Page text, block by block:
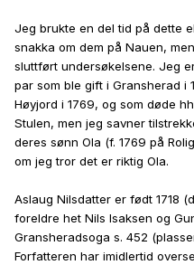
Jeg brukte en del tid på dette
snakka om dem på Nauen,
sluttført undersøkelsene. Jeg
par som ble gift i Gransherad i
Høyjord i 1769, og som døde
Stulen, men jeg savner
deres sønn Ola (f. 1769 på
om jeg tror det er riktig Ola.
Aslaug Nilsdatter er født 1718
foreldre het Nils Isaksen og
Gransheradsoga s. 452
Forfatteren har imidlertid